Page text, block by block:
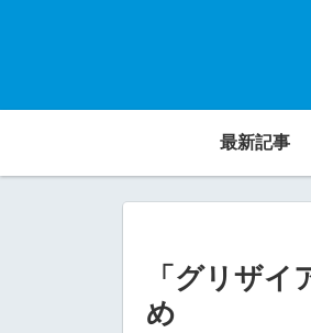
最新記事
「グリザ
め